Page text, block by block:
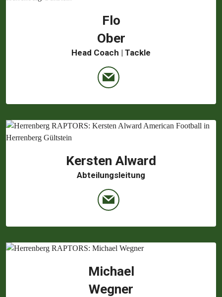
Flo
Ober
Head Coach | Tackle
Kersten Alward
Abteilungsleitung
Michael
Wegner